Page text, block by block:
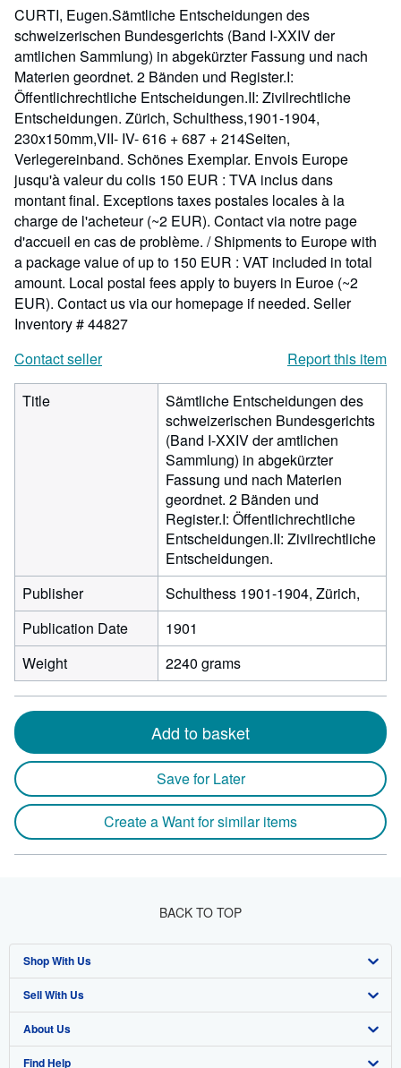
CURTI, Eugen.Sämtliche Entscheidungen des
schweizerischen Bundesgerichts (Band I-XXIV der
amtlichen Sammlung) in abgekürzter Fassung und nach
Materien geordnet. 2 Bänden und Register.I:
Öffentlichrechtliche Entscheidungen.II: Zivilrechtliche
Entscheidungen. Zürich, Schulthess,1901-1904,
230x150mm,VII- IV- 616 + 687 + 214Seiten,
Verlegereinband. Schönes Exemplar. Envois Europe
jusqu'à valeur du colis 150 EUR : TVA inclus dans
montant final. Exceptions taxes postales locales à la
charge de l'acheteur (~2 EUR). Contact via notre page
d'accueil en cas de problème. / Shipments to Europe with
a package value of up to 150 EUR : VAT included in total
amount. Local postal fees apply to buyers in Euroe (~2
EUR). Contact us via our homepage if needed. Seller
Inventory # 44827
Contact seller
Report this item
Title
Sämtliche Entscheidungen des
schweizerischen Bundesgerichts
(Band I-XXIV der amtlichen
Sammlung) in abgekürzter
Fassung und nach Materien
geordnet. 2 Bänden und
Register.I: Öffentlichrechtliche
Entscheidungen.II: Zivilrechtliche
Entscheidungen.
Publisher
Schulthess 1901-1904, Zürich,
Publication Date
1901
Weight
2240 grams
Add to basket
Save for Later
Create a Want for similar items
BACK TO TOP
Shop With Us
Advanced Search
Browse Collections
My Account
Sell With Us
Start Selling
Join Our Affiliate Program
About Us
About AbeBooks
Find Help